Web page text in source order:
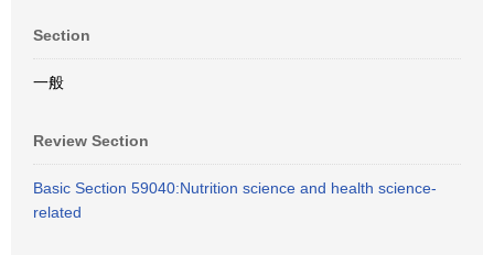
Section
一般
Review Section
Basic Section 59040:Nutrition science and health science-
related